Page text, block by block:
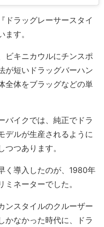
ドラッグレーサースタイ
す。
ビキニカウルにチンスポ
が短いドラッグバーハン
全体をブラッグなどの単
バイクでは、純正でドラ
デルが生産されるように
つあります。
く導入したのが、1980年
ネーターでした。
ンスタイルのクルーザー
かなかった時代に、ドラ